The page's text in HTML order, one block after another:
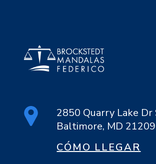
2850 Quarry Lake Dr
Baltimore, MD 21209
CÓMO LLEGAR